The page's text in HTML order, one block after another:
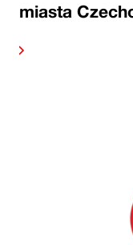
miasta